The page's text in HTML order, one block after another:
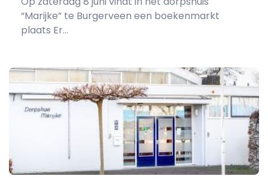
“Marijke” te Burgerveen een boekenmarkt
plaats Er...